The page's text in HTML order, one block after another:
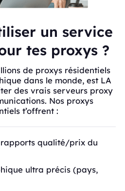
un service
tes proxys ?
de proxys résidentiels
dans le monde, est LA
des vrais serveurs proxy
Nos proxys
t’offrent :
rapports qualité/prix du
ultra précis (pays,